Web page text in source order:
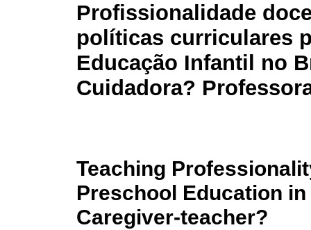
Profissionalidade
políticas curriculares
Educação Infantil no
Cuidadora?
Teaching
Preschool Education
Caregiver-teacher?